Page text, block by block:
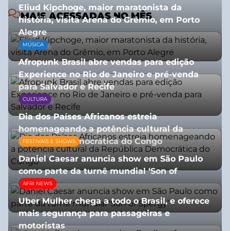
MAIS ACESSADAS NO MÊS
Eliud Kipchoge, maior maratonista da
história, visita Arena do Grêmio, em Porto
Alegre
10/07/2026
MÚSICA
Afropunk Brasil abre vendas para edição
Experience no Rio de Janeiro e pré-venda
para Salvador e Recife
03/08/2026
CULTURA
Dia dos Países Africanos estreia
homenageando a potência cultural da
República Democrática do Congo
10/07/2026
FESTIVAIS E SHOWS
Daniel Caesar anuncia show em São Paulo
como parte da turnê mundial ‘Son of
Spergy’
05/08/2026
AFRI NEWS
Uber Mulher chega a todo o Brasil, e oferece
mais segurança para passageiras e
motoristas